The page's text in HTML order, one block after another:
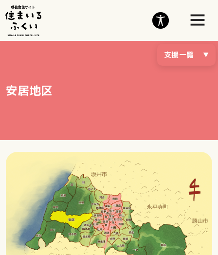
安居地区
支援一覧